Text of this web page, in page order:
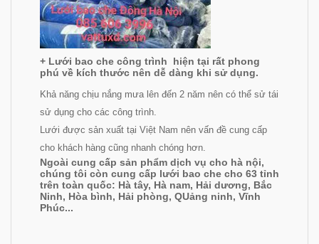
+ Lưới bao che công trình hiện tại rất phong
phú về kích thước nên dễ dàng khi sử dụng.
Khả năng chịu nắng mưa lên đến 2 năm nên có thể sử tái
sử dụng cho các công trình.
Lưới được sản xuất tại Việt Nam nên vấn đề cung cấp
cho khách hàng cũng nhanh chóng hơn.
Ngoài cung cấp sản phẩm dịch vụ cho hà nội,
chúng tôi còn cung cấp lưới bao che cho 63 tỉnh
trên toàn quốc: Hà tây, Hà nam, Hải dương, Bắc
Ninh, Hòa bình, Hải phòng, QUảng ninh, Vĩnh
Phúc...